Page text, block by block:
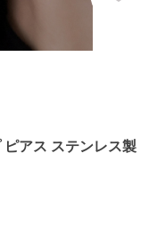
アス ステンレス製